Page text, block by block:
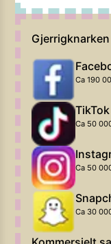
Ca 190
TikTok
Ca 50
Ca 50
Ca 30